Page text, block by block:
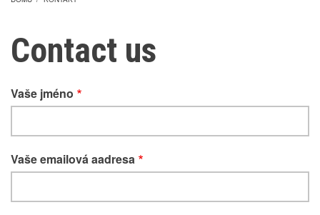
NAVIGACE
Contact us
Vaše jméno
Vaše emailová aadresa